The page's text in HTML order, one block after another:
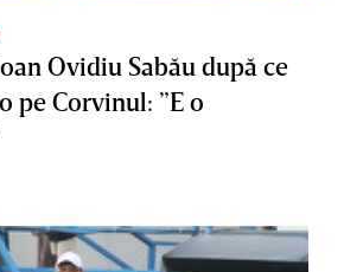
Ovidiu Sabău după ce
pe Corvinul: ”E o